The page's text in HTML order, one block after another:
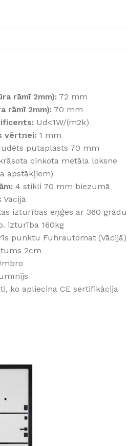
rāmī 2mm): 72 mm
rāmī 2mm): 70 mm
Ud<1W/(m2k)
vērtnei: 1 mm
putaplasts 70 mm
cinkota metāla loksne
apstākļiem)
4 stikli 70 mm biezumā
Vācijā
izturības eņģes ar 360 grādu
izturība 160kg
punktu Fuhrautomat (Vācijā)
2cm
ko apliecina CE sertifikācija